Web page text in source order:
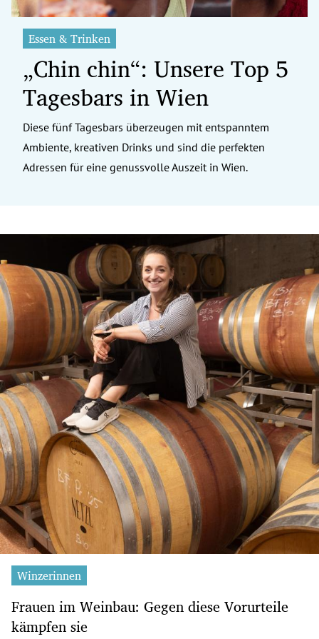
Untermenü
Untermenü
Untermenü
Untermenü
Untermenü
Essen & Trinken
„Chin chin“: Unsere Top 5
Tagesbars in Wien
Diese fünf Tagesbars überzeugen mit entspanntem
Ambiente, kreativen Drinks und sind die perfekten
Adressen für eine genussvolle Auszeit in Wien.
Winzerinnen
Frauen im Weinbau: Gegen diese Vorurteile
kämpfen sie